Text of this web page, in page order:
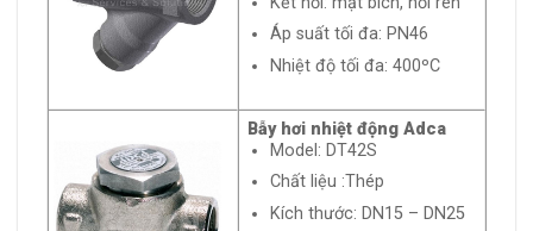
Áp suất tối đa: PN46
Nhiệt độ tối đa: 400ºC
Bẫy hơi nhiệt động Adca
Model: DT42S
Chất liệu :Thép
Kích thước: DN15 – DN25